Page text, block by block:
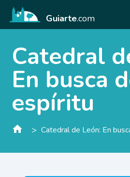
Guiarte.com
Catedral
En busca
espíritu
> Catedral de León: En